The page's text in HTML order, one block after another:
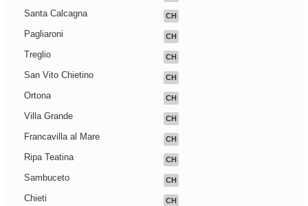
Santa Calcagna CH
Pagliaroni CH
Treglio CH
San Vito Chietino CH
Ortona CH
Villa Grande CH
Francavilla al Mare CH
Ripa Teatina CH
Sambuceto CH
Chieti CH